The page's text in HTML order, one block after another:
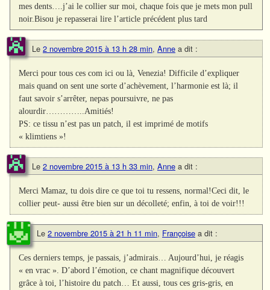
mes dents….j’ai le collier sur moi, chaque fois que je mets mon pull
noir.Bisou je repasserai lire l’article précédent plus tard
Le 2 novembre 2015 à 13 h 28 min, Anne a dit :
Merci pour tous ces com ici ou là, Venezia! Difficile d’expliquer
mais quand on sent une sorte d’achèvement, l’harmonie est là; il
faut savoir s’arrêter, nepas poursuivre, ne pas
alourdir…………..Amitiés!
PS: ce tissu n’est pas un patch, il est imprimé de motifs
« klimtiens »!
Le 2 novembre 2015 à 13 h 33 min, Anne a dit :
Merci Mamaz, tu dois dire ce que toi tu ressens, normal!Ceci dit, le
collier peut- aussi être bien sur un décolleté; enfin, à toi de voir!!!
Le 2 novembre 2015 à 21 h 11 min, Françoise a dit :
Ces derniers temps, je passais, j’admirais… Aujourd’hui, je réagis
« en vrac ». D’abord l’émotion, ce chant magnifique découvert
grâce à toi, l’histoire du patch… Et aussi, tous ces gris-gris, en